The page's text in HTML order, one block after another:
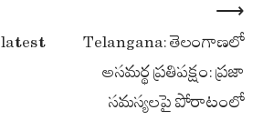
latest
Telangana: తెలంగాణలో
అసమర్థ ప్రతిపక్షం: ప్రజా
సమస్యలపై పోరాటంలో
⟶